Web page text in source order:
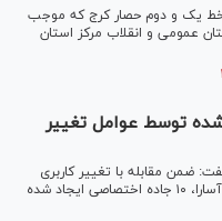
یک و دوم حصار کرج که موجب
عمومی و انقلاب مرکز استان
شده توسط عوامل تغییر
ضمن مقابله با تغییر کاربری
۱۲۰ هکتار از اراضی در معرض تغییر کاربری در آسارا، ۱۰ جاده اختصاصی ایجاد شده